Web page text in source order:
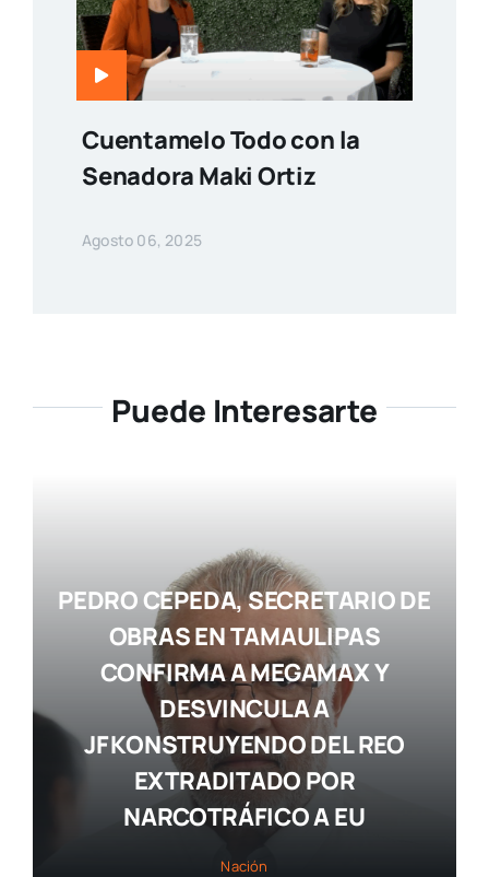
Cuentamelo Todo con la
Senadora Maki Ortiz
Agosto 06, 2025
Puede Interesarte
PEDRO CEPEDA, SECRETARIO DE
OBRAS EN TAMAULIPAS
CONFIRMA A MEGAMAX Y
DESVINCULA A
JF KONSTRUYENDO DEL REO
EXTRADITADO POR
NARCOTRÁFICO A EU
Nación